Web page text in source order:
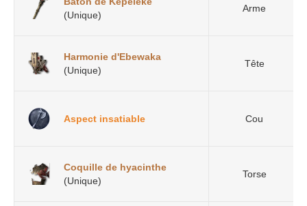
(Unique)
Arme
Harmonie d'Ebewaka
(Unique)
Tête
Aspect insatiable Cou
Coquille de hyacinthe
(Unique)
Torse